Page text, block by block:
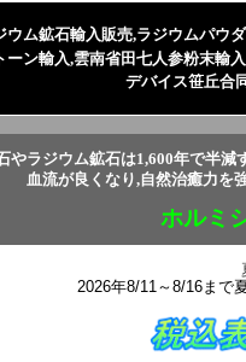
ウム鉱石輸入販売,ラジウムパウ
ーン輸入,雲南省田七人参粉末輸
デバイス笹丘合
やラジウム鉱石は1,600年で半減
血流が良くなり,自然治癒力を
ホルミ
2026年8/11～8/16まで